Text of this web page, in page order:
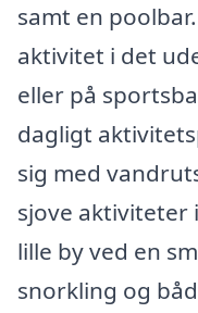
samt en
aktivitet i det
eller på
dagligt
sig med
sjove aktiviteter
lille by ved en
snorkling og